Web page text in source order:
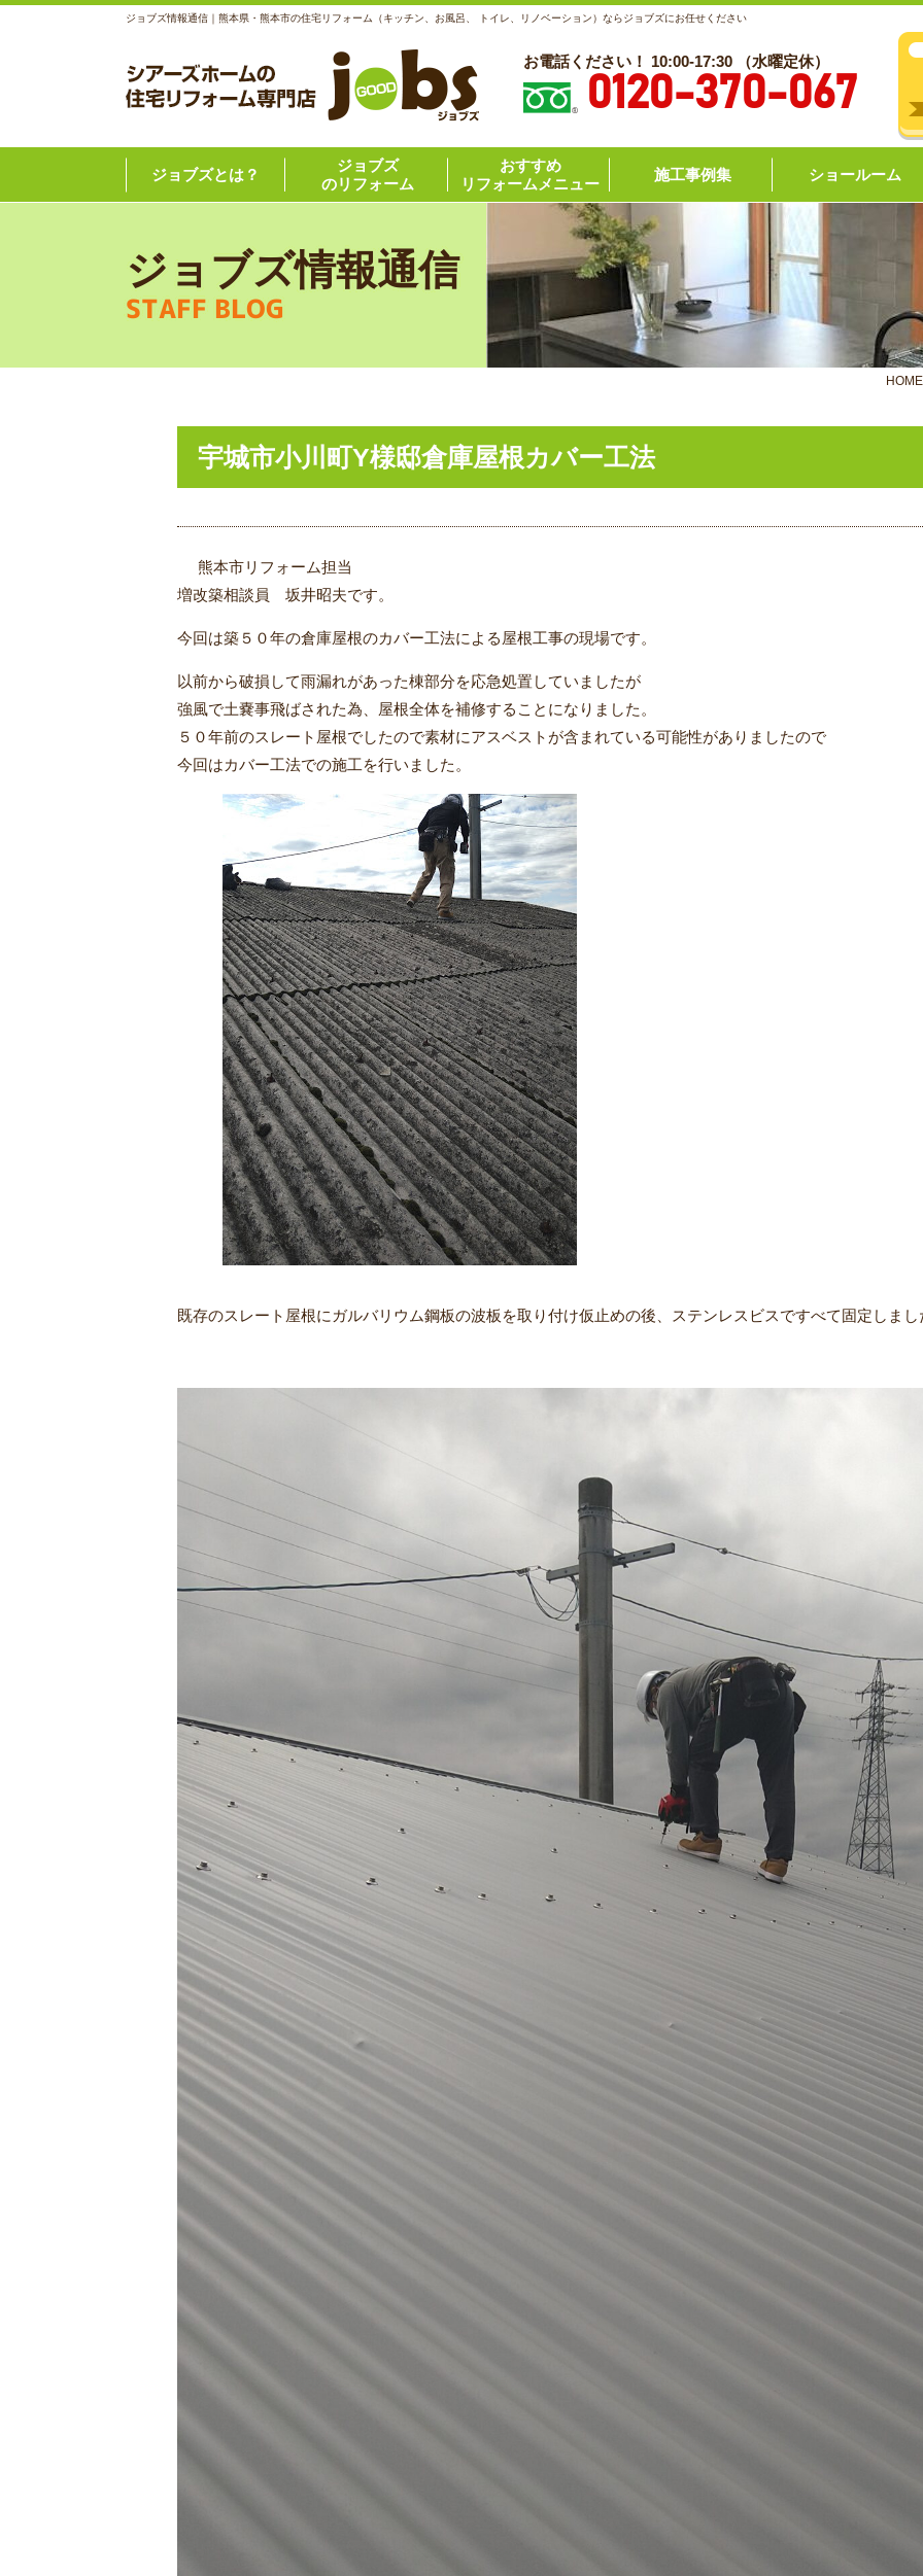
ジョブズ情報通信｜熊本県・熊本市の住宅リフォーム（キッチン、お風呂、 トイレ、リノベーション）ならジョブズにお任せください
お電話ください！ 10:00-17:30 （水曜定休）
0120-370-067
ジョブズとは？
ジョブズ
のリフォーム
おすすめ
リフォームメニュー
施工事例集 ショールーム
ジョブズ情報通信
STAFF BLOG
HOME
宇城市小川町Y様邸倉庫屋根カバー工法
熊本市リフォーム担当
増改築相談員 坂井昭夫です。
今回は築５０年の倉庫屋根のカバー工法による屋根工事の現場です。
以前から破損して雨漏れがあった棟部分を応急処置していましたが
強風で土嚢事飛ばされた為、屋根全体を補修することになりました。
５０年前のスレート屋根でしたので素材にアスベストが含まれている可能性がありましたので
今回はカバー工法での施工を行いました。
既存のスレート屋根にガルバリウム鋼板の波板を取り付け仮止めの後、ステンレスビスですべて固定しまし